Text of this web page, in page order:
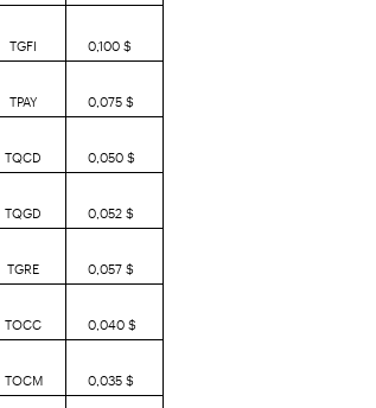
TGFI
0,100 $
TPAY
0,075 $
TQCD
0,050 $
TQGD
0,052 $
TGRE
0,057 $
TOCC
0,040 $
TOCM
0,035 $